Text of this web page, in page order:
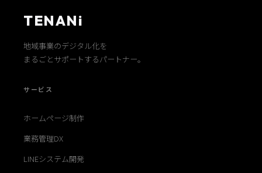
TENANi
地域事業のデジタル化を
まるごとサポートするパートナー。
サービス
ホームページ制作
業務管理DX
LINEシステム開発